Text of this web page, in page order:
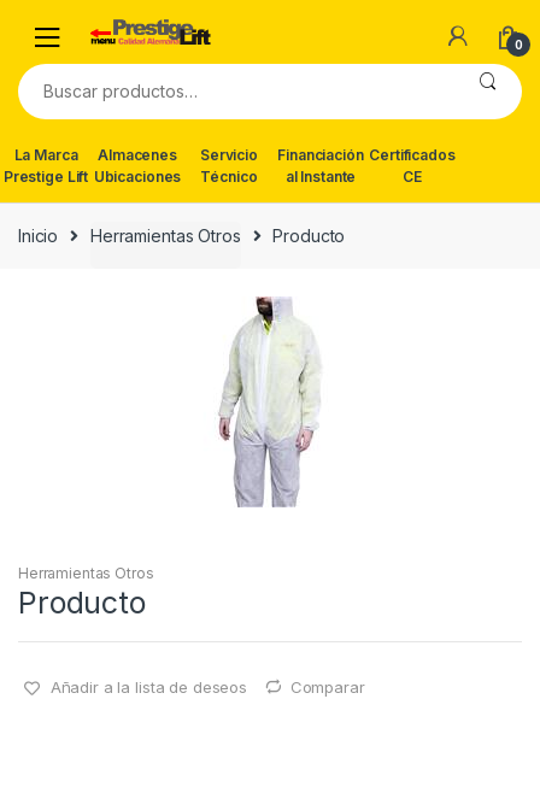
navigation
content
0
Buscar
por:
La Marca
Prestige Lift
Almacenes
Ubicaciones
Servicio
Técnico
Financiación
al Instante
Certificados
CE
Inicio Herramientas Otros Producto
Herramientas Otros
Producto
Añadir a la lista de deseos Comparar